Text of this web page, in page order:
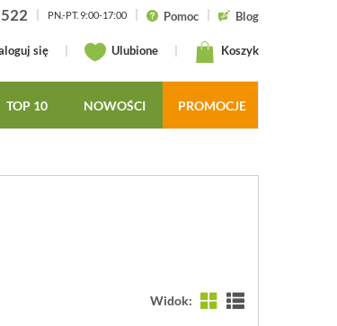
PN.-PT. 9:00-17:00 Pomoc Blog
się Ulubione Koszyk
TOP 10 NOWOŚCI PROMOCJE
Widok: